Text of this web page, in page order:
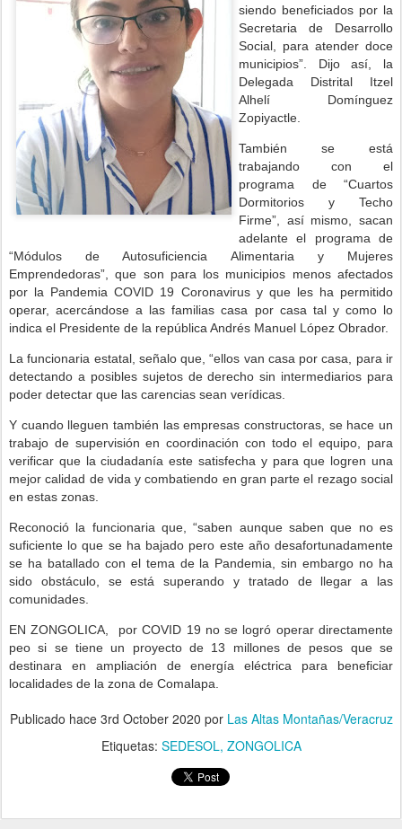
siendo beneficiados por la
Secretaria de Desarrollo
Social, para atender doce
municipios”. Dijo así, la
Delegada Distrital Itzel
Alhelí Domínguez
Zopiyactle.
También se está
trabajando con el
programa de “Cuartos
Dormitorios y Techo
Firme”, así mismo, sacan
adelante el programa de
“Módulos de Autosuficiencia Alimentaria y Mujeres
Emprendedoras”, que son para los municipios menos afectados
por la Pandemia COVID 19 Coronavirus y que les ha permitido
operar, acercándose a las familias casa por casa tal y como lo
indica el Presidente de la república Andrés Manuel López Obrador.
La funcionaria estatal, señalo que, “ellos van casa por casa, para ir
detectando a posibles sujetos de derecho sin intermediarios para
poder detectar que las carencias sean verídicas.
Y cuando lleguen también las empresas constructoras, se hace un
trabajo de supervisión en coordinación con todo el equipo, para
verificar que la ciudadanía este satisfecha y para que logren una
mejor calidad de vida y combatiendo en gran parte el rezago social
en estas zonas.
Reconoció la funcionaria que, “saben aunque saben que no es
suficiente lo que se ha bajado pero este año desafortunadamente
se ha batallado con el tema de la Pandemia, sin embargo no ha
sido obstáculo, se está superando y tratado de llegar a las
comunidades.
EN ZONGOLICA, por COVID 19 no se logró operar directamente
peo si se tiene un proyecto de 13 millones de pesos que se
destinara en ampliación de energía eléctrica para beneficiar
localidades de la zona de Comalapa.
Publicado hace 3rd October 2020 por Las Altas Montañas/Veracruz
Etiquetas: SEDESOL ZONGOLICA